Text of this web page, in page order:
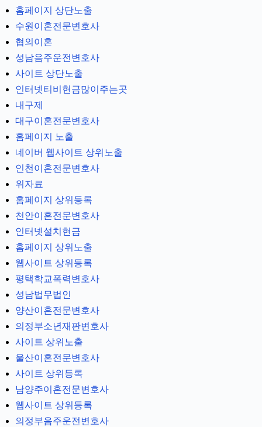
홈페이지 상단노출
수원이혼전문변호사
협의이혼
성남음주운전변호사
사이트 상단노출
인터넷티비현금많이주는곳
내구제
대구이혼전문변호사
홈페이지 노출
네이버 웹사이트 상위노출
인천이혼전문변호사
위자료
홈페이지 상위등록
천안이혼전문변호사
인터넷설치현금
홈페이지 상위노출
웹사이트 상위등록
평택학교폭력변호사
성남법무법인
양산이혼전문변호사
의정부소년재판변호사
사이트 상위노출
울산이혼전문변호사
사이트 상위등록
남양주이혼전문변호사
웹사이트 상위등록
의정부음주운전변호사